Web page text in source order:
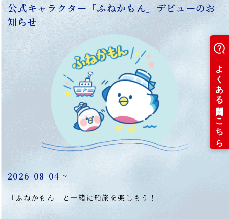
公式キャラクター「ふねかもん」デビューのお
知らせ
2026-08-04 ~
「ふねかもん」と一緒に船旅を楽しもう！